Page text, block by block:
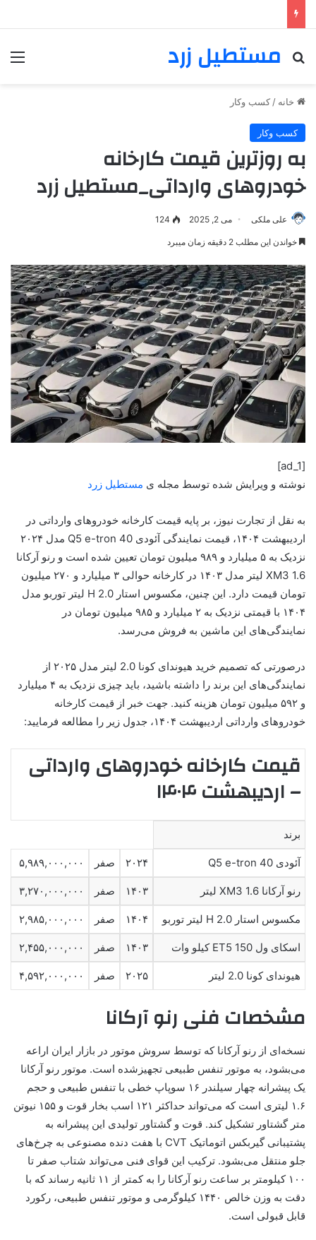
مستطیل زرد
خانه / کسب وکار
کسب وکار
به روزترین قیمت کارخانه
خودروهای وارداتی_مستطیل زرد
علی ملکی می 2, 2025 124
خواندن این مطلب 2 دقیقه زمان میبرد
[ad_1]
نوشته و ویرایش شده توسط مجله ی مستطیل زرد
به نقل از تجارت نیوز ، بر پایه قیمت کارخانه خودروهای وارداتی در
اردیبهشت ۱۴۰۴، قیمت نمایندگی آئودی Q5 e-tron 40 مدل ۲۰۲۴
نزدیک به ۵ میلیارد و ۹۸۹ میلیون تومان تعیین شده است و رنو آرکانا
XM3 1.6 لیتر مدل ۱۴۰۳ در کارخانه حوالی ۳ میلیارد و ۲۷۰ میلیون
تومان قیمت دارد. این چنین، مکسوس استار H 2.0 لیتر توربو مدل
۱۴۰۴ با قیمتی نزدیک به ۲ میلیارد و ۹۸۵ میلیون تومان در
نمایندگی‌های این ماشین به فروش می‌رسد.
درصورتی که تصمیم خرید هیوندای کونا 2.0 لیتر مدل ۲۰۲۵ از
نمایندگی‌های این برند را داشته باشید، باید چیزی نزدیک به ۴ میلیارد
و ۵۹۲ میلیون تومان هزینه کنید. جهت خبر از قیمت کارخانه
خودروهای وارداتی اردیبهشت ۱۴۰۴، جدول زیر را مطالعه فرمایید:
قیمت کارخانه خودروهای وارداتی
– اردیبهشت ۱۴۰۴
برند
آئودی Q5 e-tron 40 ۲۰۲۴ صفر ۵,۹۸۹,۰۰۰,۰۰۰
رنو آرکانا XM3 1.6 لیتر ۱۴۰۳ صفر ۳,۲۷۰,۰۰۰,۰۰۰
مکسوس استار H 2.0 لیتر توربو ۱۴۰۴ صفر ۲,۹۸۵,۰۰۰,۰۰۰
اسکای ول ET5 150 کیلو وات ۱۴۰۳ صفر ۲,۴۵۵,۰۰۰,۰۰۰
هیوندای کونا 2.0 لیتر ۲۰۲۵ صفر ۴,۵۹۲,۰۰۰,۰۰۰
مشخصات فنی رنو آرکانا
نسخه‌ای از رنو آرکانا که توسط سروش موتور در بازار ایران اراعه
می‌بشود، به موتور تنفس طبیعی تجهیزشده است. موتور رنو آرکانا
یک پیشرانه چهار سیلندر ۱۶ سوپاپ خطی با تنفس طبیعی و حجم
۱.۶ لیتری است که می‌تواند حداکثر ۱۲۱ اسب بخار قوت و ۱۵۵ نیوتن
متر گشتاور تشکیل کند. قوت و گشتاور تولیدی این پیشرانه به
پشتیبانی گیربکس اتوماتیک CVT با هفت دنده مصنوعی به چرخ‌های
جلو منتقل می‌بشود. ترکیب این قوای فنی می‌تواند شتاب صفر تا
۱۰۰ کیلومتر بر ساعت رنو آرکانا را به کمتر از ۱۱ ثانیه رساند که با
دقت به وزن خالص ۱۴۴۰ کیلوگرمی و موتور تنفس طبیعی، رکورد
قابل قبولی است.